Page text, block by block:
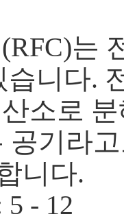
는
습니다.
소로
공기라
니다.
- 12